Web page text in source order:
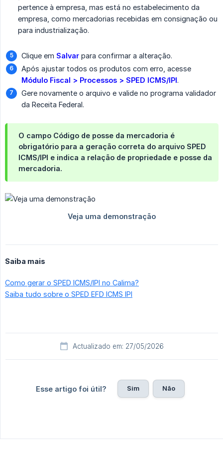
pertence à empresa, mas está no estabelecimento da
empresa, como mercadorias recebidas em consignação ou
para industrialização.
Clique em Salvar para confirmar a alteração.
Após ajustar todos os produtos com erro, acesse
Módulo Fiscal > Processos > SPED ICMS/IPI.
Gere novamente o arquivo e valide no programa validador
da Receita Federal.
O campo Código de posse da mercadoria é
obrigatório para a geração correta do arquivo SPED
ICMS/IPI e indica a relação de propriedade e posse da
mercadoria.
Saiba mais
Como gerar o SPED ICMS/IPI no Calima?
Saiba tudo sobre o SPED EFD ICMS IPI
Actualizado em: 27/05/2026
Esse artigo foi útil? Sim Não